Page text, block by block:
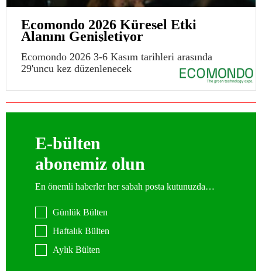
Ecomondo 2026 Küresel Etki
Alanını Genişletiyor
Ecomondo 2026 3-6 Kasım tarihleri arasında
29'uncu kez düzenlenecek
E-bülten
abonemiz olun
En önemli haberler her sabah posta kutunuzda…
Günlük Bülten
Haftalık Bülten
Aylık Bülten